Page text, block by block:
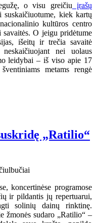
o visu greičiu įrašų
suskaičiuotume, kiek kartų
kultūros centro
O jeigu pridėtume
išeitų ir trečia savaitė
nei uolaus
leidybai – iš viso apie 17
metams rengė
„Ratilio“
koncertinėse programose
ir pildantis jų repertuarui,
solinių dainų rinktinę.
žmonės sudaro „Ratilio“ –